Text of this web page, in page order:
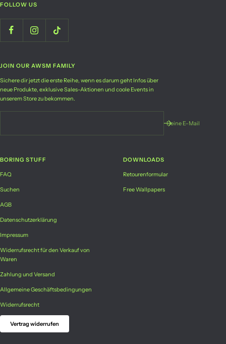
FOLLOW US
JOIN OUR AWSM FAMILY
Sichere dir jetzt die erste Reihe, wenn es darum geht Infos über
neue Produkte, exklusive Sales-Aktionen und coole Events in
unserem Store zu bekommen.
Deine E-Mail
BORING STUFF
FAQ
Suchen
AGB
Datenschutzerklärung
Impressum
Widerrufsrecht für den Verkauf von
Waren
Zahlung und Versand
Allgemeine Geschäftsbedingungen
Widerrufsrecht
Vertrag widerrufen
DOWNLOADS
Retourenformular
Free Wallpapers